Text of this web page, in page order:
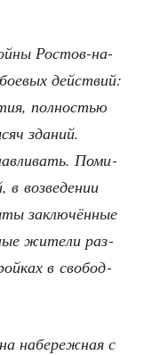
Ростов-на-
дей­ствий:
пол­но­стью
зда­ний.
Поми­
в воз­ве­де­нии
заклю­чён­ные
жите­ли раз­
в сво­бод­
набе­реж­ная с